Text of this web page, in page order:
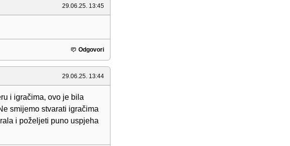
29.06.25. 13:45
Odgovori
29.06.25. 13:44
i igračima, ovo je bila
smijemo stvarati igračima
i poželjeti puno uspjeha